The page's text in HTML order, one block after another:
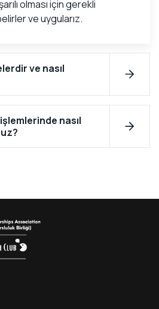
olması için gerekli
ve uygularız.
ve nasıl
nasıl